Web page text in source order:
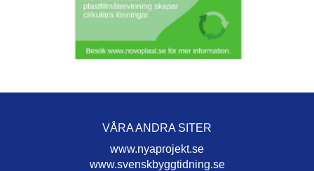
VÅRA ANDRA SITER
www.nyaprojekt.se
www.svenskbyggtidning.se